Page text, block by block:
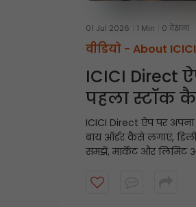
01 Jul 2026 1 Min 0 देखना
वीडियो - About
ICICI Direct
पहला स्टॉक
ICICI Direct ऐप पर
बाय ऑर्डर कैसे लगाएं,
समझें, मार्केट और लिमिट
वीडियो देखें।